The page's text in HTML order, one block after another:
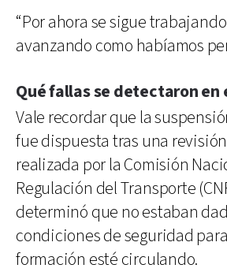
“Por ahora se sigue
avanzando como habíamos
Qué fallas se detectaron en
Vale recordar que la
fue dispuesta tras una
realizada por la Comisión
Regulación del Transporte
determinó que no estaban
condiciones de seguridad
formación esté circulando.